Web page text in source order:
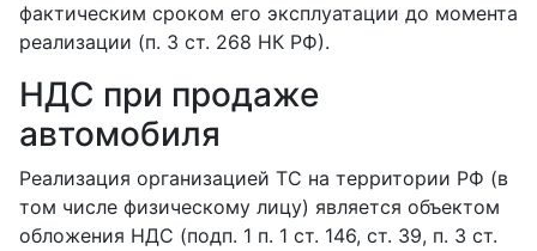
фактическим сроком его эксплуатации до момента
реализации (п. 3 ст. 268 НК РФ).
НДС при продаже
автомобиля
Реализация организацией ТС на территории РФ (в
том числе физическому лицу) является объектом
обложения НДС (подп. 1 п. 1 ст. 146, ст. 39, п. 3 ст.